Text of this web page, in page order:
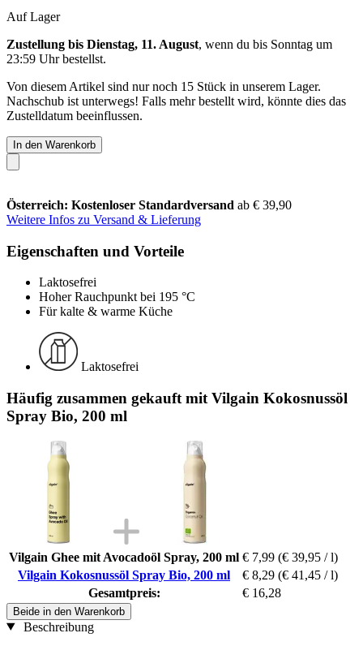
Auf Lager
Zustellung bis Dienstag, 11. August, wenn du bis Sonntag um
23:59 Uhrbestellst.
Von diesem Artikel sind nur noch 15 Stück in unserem Lager.
Nachschub ist unterwegs! Falls mehr bestellt wird, könnte dies das
Zustelldatum beeinflussen.
In den Warenkorb
Österreich: Kostenloser Standardversand ab € 39,90
Weitere Infos zu Versand & Lieferung
Eigenschaften und Vorteile
Laktosefrei
Hoher Rauchpunkt bei 195 °C
Für kalte & warme Küche
Laktosefrei
Häufig zusammen gekauft mit Vilgain Kokosnussöl
Spray Bio, 200 ml
Vilgain Ghee mit Avocadoöl Spray, 200 ml € 7,99 (€ 39,95 / l)
Vilgain Kokosnussöl Spray Bio, 200 ml
€ 8,29 (€ 41,45 / l)
Gesamtpreis:
€ 16,28
Beide in den Warenkorb
Beschreibung